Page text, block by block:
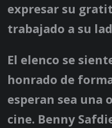
expresar su
trabajado a su
El elenco se
honrado de
esperan sea una
cine. Benny